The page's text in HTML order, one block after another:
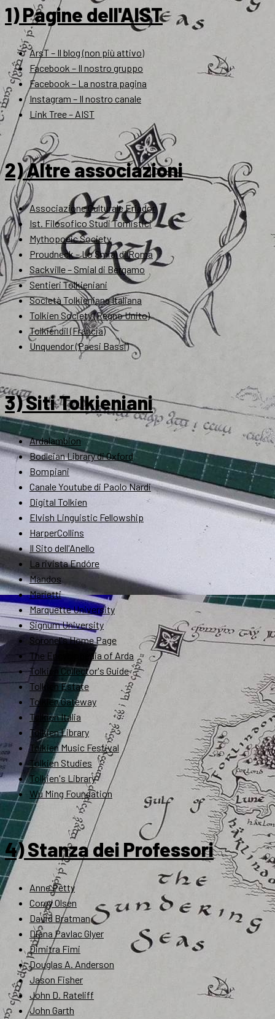
1) Pagine dell'AIST
ArsT – Il blog (non più attivo)
Facebook – Il nostro gruppo
Facebook – La nostra pagina
Instagram – Il nostro canale
Link Tree – AIST
2) Altre associazioni
Associazione Culturale Eriador
Ist. Filosofico Studi Tomistici
Mythopoeic Society
Proudneck – Lo Smial di Roma
Sackville – Smial di Bergamo
Sentieri Tolkieniani
Società Tolkieniana Italiana
Tolkien Society (Regno Unito)
Tolkiendil (Francia)
Unquendor (Paesi Bassi)
3) Siti Tolkieniani
Ardalambion
Bodleian Library di Oxford
Bompiani
Canale Youtube di Paolo Nardi
Digital Tolkien
Elvish Linguistic Fellowship
HarperCollins
Il Sito dell'Anello
La rivista Endóre
Mandos
Marietti
Marquette University
Signum University
Soronel's Home Page
The Encyclopedia of Arda
Tolkien Collector's Guide
Tolkien Estate
Tolkien Gateway
Tolkien Italia
Tolkien Library
Tolkien Music Festival
Tolkien Studies
Tolkien's Library
Wu Ming Foundation
4) Stanza dei Professori
Anne Petty
Corey Olsen
David Bratman
Diana Pavlac Glyer
Dimitra Fimi
Douglas A. Anderson
Jason Fisher
John D. Rateliff
John Garth